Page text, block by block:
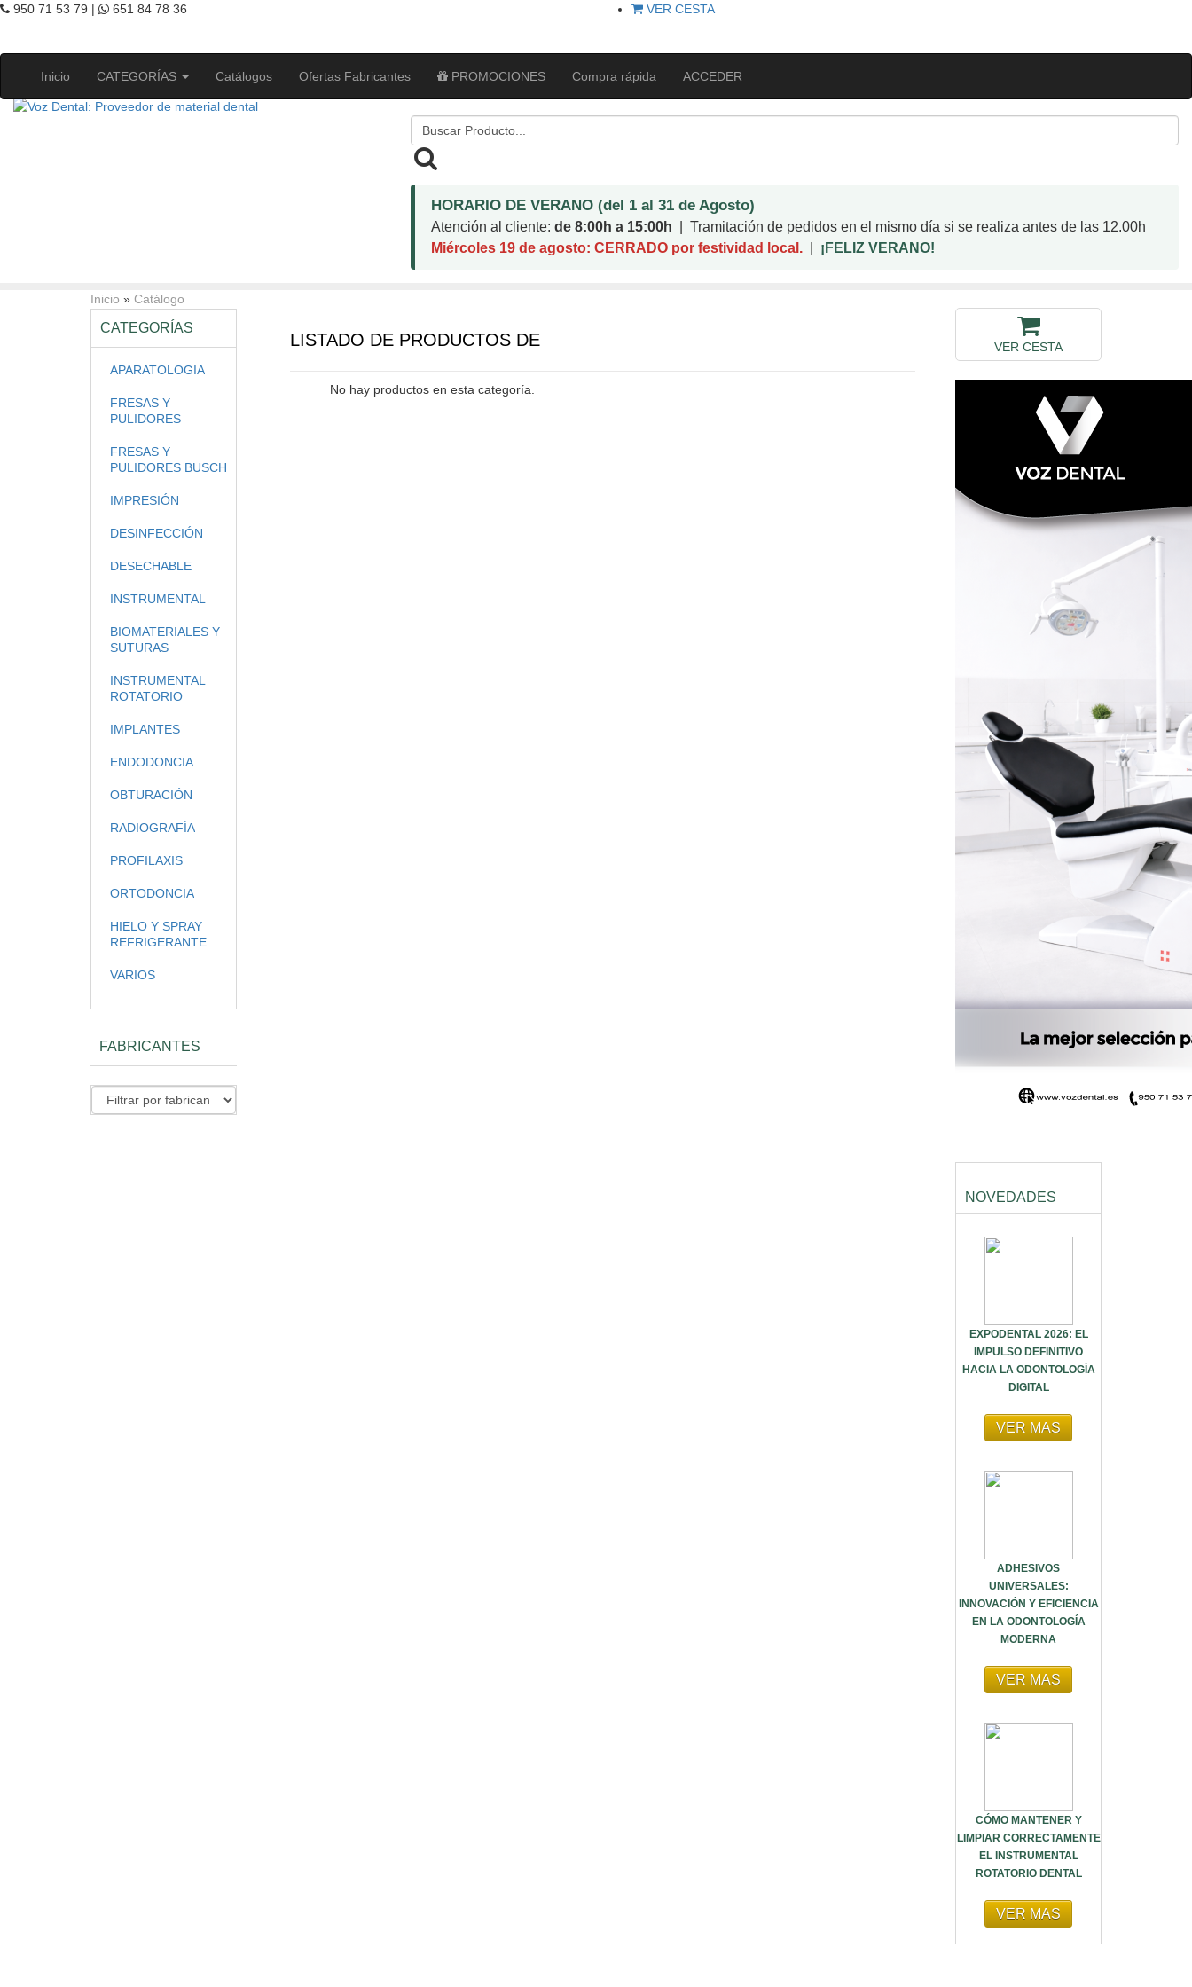
950 71 53 79 | 651 84 78 36 VER CESTA
Inicio CATEGORÍAS Catálogos Ofertas Fabricantes PROMOCIONES Compra rápida ACCEDER
HORARIO DE VERANO (del 1 al 31 de Agosto)
Atención al cliente: de 8:00h a 15:00h | Tramitación de pedidos en el mismo día si se realiza antes de las 12.00h
Miércoles 19 de agosto: CERRADO por festividad local.
¡FELIZ VERANO!
Inicio » Catálogo
CATEGORÍAS
APARATOLOGIA
FRESAS Y
PULIDORES
FRESAS Y
PULIDORES BUSCH
IMPRESIÓN
DESINFECCIÓN
DESECHABLE
INSTRUMENTAL
BIOMATERIALES Y
SUTURAS
INSTRUMENTAL
ROTATORIO
IMPLANTES
ENDODONCIA
OBTURACIÓN
RADIOGRAFÍA
PROFILAXIS
ORTODONCIA
HIELO Y SPRAY
REFRIGERANTE
VARIOS
FABRICANTES
LISTADO DE PRODUCTOS DE
No hay productos en esta categoría.
VER CESTA
NOVEDADES
EXPODENTAL 2026: EL
IMPULSO DEFINITIVO
HACIA LA ODONTOLOGÍA
DIGITAL
VER MAS
ADHESIVOS
UNIVERSALES:
INNOVACIÓN Y EFICIENCIA
EN LA ODONTOLOGÍA
MODERNA
VER MAS
CÓMO MANTENER Y
LIMPIAR CORRECTAMENTE
EL INSTRUMENTAL
ROTATORIO DENTAL
VER MAS